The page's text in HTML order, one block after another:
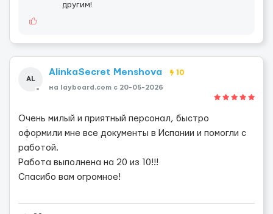
другим!
AL
AlinkaSecret Menshova 10
на layboard.com c 20-05-2026
Очень милый и приятный персонал, быстро
оформили мне все документы в Испании и помогли с
работой.
Работа выполнена на 20 из 10!!!
Спасибо вам огромное!